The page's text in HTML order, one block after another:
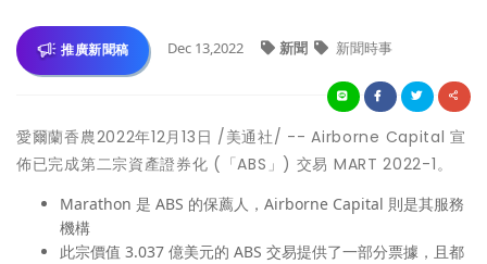
推廣新聞稿 Dec 13,2022 新聞 新聞時事
愛爾蘭香農2022年12月13日 /美通社/ -- Airborne Capital 宣
佈已完成第二宗資產證券化 (「ABS」) 交易 MART 2022-1。
Marathon 是 ABS 的保薦人，Airborne Capital 則是其服務
機構
此宗價值 3.037 億美元的 ABS 交易提供了一部分票據，且都